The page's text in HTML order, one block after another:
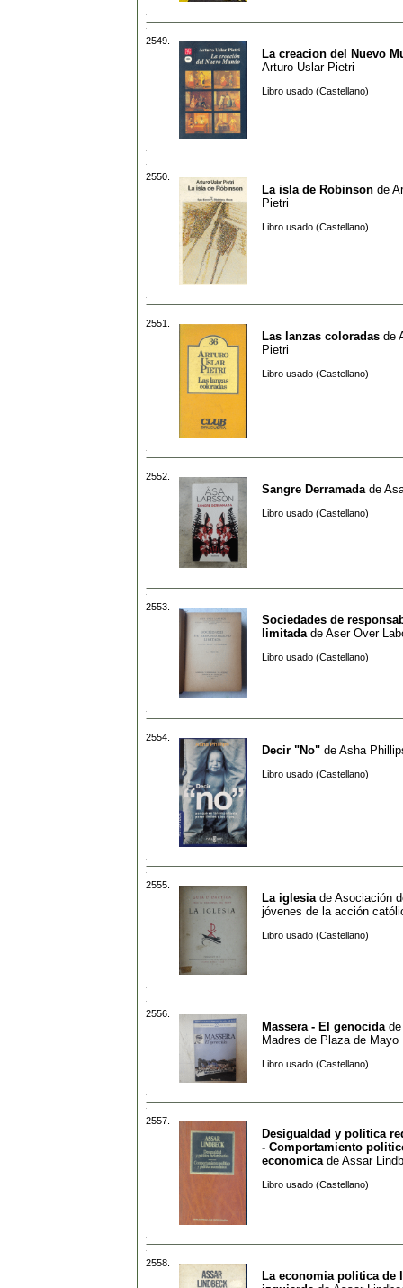
2549.
La creacion del Nuevo
Arturo Uslar Pietri
Libro usado (Castellano)
2550.
La isla de Robinson de
Pietri
Libro usado (Castellano)
2551.
Las lanzas coloradas de
Pietri
Libro usado (Castellano)
2552.
Sangre Derramada de
Libro usado (Castellano)
2553.
Sociedades de
limitada de Aser Over
Libro usado (Castellano)
2554.
Decir "No" de Asha
Libro usado (Castellano)
2555.
La iglesia de Asociación
jóvenes de la acción
Libro usado (Castellano)
2556.
Massera - El genocida de
Madres de Plaza de Mayo
Libro usado (Castellano)
2557.
Desigualdad y politica
- Comportamiento
economica de Assar
Libro usado (Castellano)
2558.
La economia politica de